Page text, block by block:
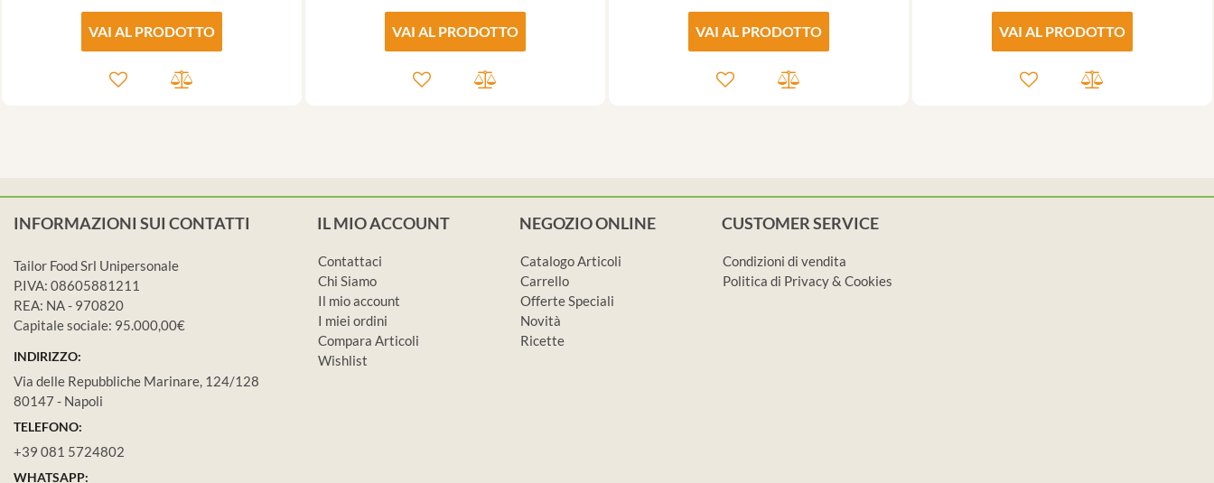
VAI AL PRODOTTO VAI AL PRODOTTO VAI AL PRODOTTO VAI AL PRODOTTO
INFORMAZIONI SUI CONTATTI
Tailor Food Srl Unipersonale
P.IVA: 08605881211
REA: NA - 970820
Capitale sociale: 95.000,00€
INDIRIZZO:
Via delle Repubbliche Marinare, 124/128
80147 - Napoli
TELEFONO:
+39 081 5724802
WHATSAPP:
IL MIO ACCOUNT
Contattaci
Chi Siamo
Il mio account
I miei ordini
Compara Articoli
Wishlist
NEGOZIO ONLINE
Catalogo Articoli
Carrello
Offerte Speciali
Novità
Ricette
CUSTOMER SERVICE
Condizioni di vendita
Politica di Privacy & Cookies